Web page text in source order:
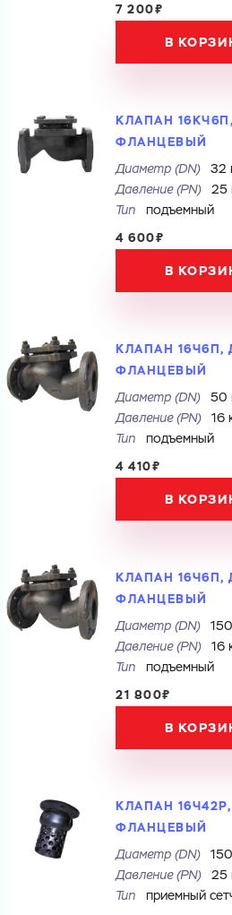
ГОТОВО
ОТПРАВИТЬ
ЗАГРУЗИТЬ
Файл с реквизитами огранизации
МБ)
Cоглашаюсь на обработку
7 200₽
В
КЛАПАН
ФЛАНЦЕВЫЙ
Диаметр (DN)
32
Давление (PN)
25
Тип
подъемный
4 600₽
В
КЛАПАН 16Ч6П,
ФЛАНЦЕВЫЙ
Диаметр (DN)
50
Давление (PN)
16
Тип
подъемный
4 410₽
В
КЛАПАН 16Ч6П,
ФЛАНЦЕВЫЙ
Диаметр (DN)
Давление (PN)
16
Тип
подъемный
21 800₽
В
КЛАПАН
ФЛАНЦЕВЫЙ
Диаметр (DN)
Давление (PN)
25
Тип
приемный